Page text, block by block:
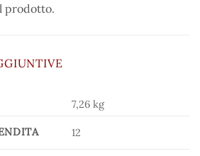
prodotto.
7,26 kg
12